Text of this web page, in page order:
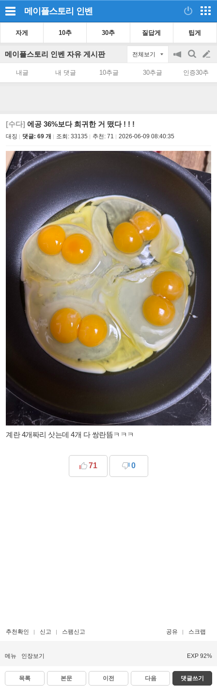
메이플스토리 인벤
자게 10추 30추 질답게 팁게
메이플스토리 인벤 자유 게시판 전체보기
공
on/off
검
색
글
쓰
내글 내 댓글 10추글 30추글 인증30추
[수다] 에공 36%보다 희귀한 거 떴다 ! ! !
대징 댓글: 69 개 조회: 33135 추천: 71 2026-06-09 08:40:35
계란 4개짜리 삿는데 4개 다 쌍란뜸ㅋㅋㅋ
71 0
추천확인 신고 스팸신고 공유 스크랩
메뉴 인장보기 EXP 92%
목록 본문 이전 다음 댓글쓰기